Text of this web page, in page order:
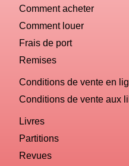
Comment acheter
Comment louer
Frais de port
Remises
Conditions de vente en
Conditions de vente aux
Livres
Partitions
Revues